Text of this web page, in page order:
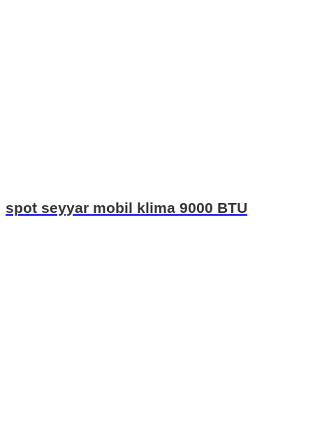
spot seyyar mobil klima 9000 BTU